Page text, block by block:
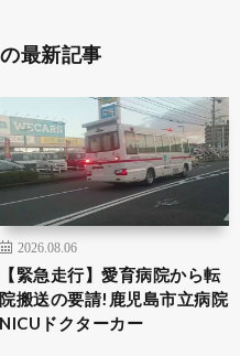
最新記事
2026.08.06
【緊急走行】愛育病院から転
院搬送の要請!鹿児島市立病院
NICUドクターカー